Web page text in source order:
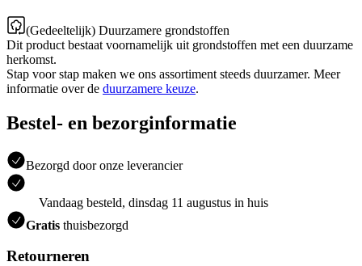
(Gedeeltelijk) Duurzamere grondstoffen
Dit product bestaat voornamelijk uit grondstoffen met een duurzame
herkomst.
Stap voor stap maken we ons assortiment steeds duurzamer. Meer
informatie over de duurzamere keuze.
Bestel- en bezorginformatie
Bezorgd door onze leverancier
Vandaag besteld, dinsdag 11 augustus in huis
Gratis thuisbezorgd
Retourneren